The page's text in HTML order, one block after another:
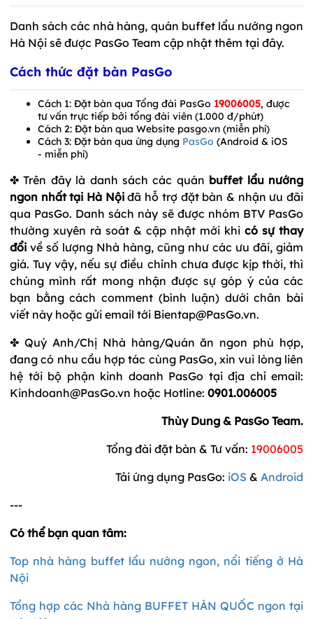
Danh sách các nhà hàng, quán buffet lẩu nướng ngon
Hà Nội sẽ được PasGo Team cập nhật thêm tại đây.
Cách thức đặt bàn PasGo
Cách 1: Đặt bàn qua Tổng đài PasGo 19006005, được
tư vấn trực tiếp bởi tổng đài viên (1.000 đ/phút)
Cách 2: Đặt bàn qua Website pasgo.vn (miễn phí)
Cách 3: Đặt bàn qua ứng dụng PasGo (Android & iOS
- miễn phí)
✤ Trên đây là danh sách các quán buffet lẩu nướng
ngon nhất tại Hà Nộiđã hỗ trợ đặt bàn & nhận ưu đãi
qua PasGo. Danh sách này sẽ được nhóm BTV PasGo
thường xuyên rà soát & cập nhật mới khi có sự thay
đổi về số lượng Nhà hàng, cũng như các ưu đãi, giảm
giá. Tuy vậy, nếu sự điều chỉnh chưa được kịp thời, thì
chúng mình rất mong nhận được sự góp ý của các
bạn bằng cách comment (bình luận) dưới chân bài
viết này hoặc gửi email tới Bientap@PasGo.vn.
✤ Quý Anh/Chị Nhà hàng/Quán ăn ngon phù hợp,
đang có nhu cầu hợp tác cùng PasGo, xin vui lòng liên
hệ tới bộ phận kinh doanh PasGo tại địa chỉ email:
Kinhdoanh@PasGo.vn hoặc Hotline: 0901.006005
Thùy Dung & PasGo Team.
Tổng đài đặt bàn & Tư vấn: 19006005
Tải ứng dụng PasGo: iOS & Android
---
Có thể bạn quan tâm:
Top nhà hàng buffet lẩu nướng ngon, nổi tiếng ở Hà
Nội
Tổng hợp các Nhà hàng BUFFET HÀN QUỐC ngon tại